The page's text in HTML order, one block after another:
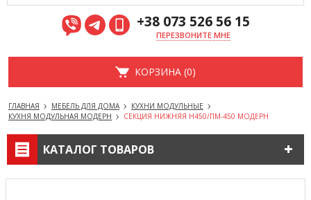
+38 073 526 56 15
ПЕРЕЗВОНИТЕ МНЕ
КОРЗИНА (0)
ГЛАВНАЯ МЕБЕЛЬ ДЛЯ ДОМА
КУХНИ МОДУЛЬНЫЕ
КУХНЯ МОДУЛЬНАЯ МОДЕРН
СЕКЦИЯ НИЖНЯЯ Н450/ПМ-450 МОДЕРН
КАТАЛОГ ТОВАРОВ